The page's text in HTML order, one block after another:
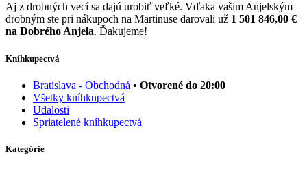
Aj z drobných vecí sa dajú urobiť veľké. Vďaka vašim Anjelským
drobným ste pri nákupoch na Martinuse darovali už 1 501 846,00 €
na Dobrého Anjela. Ďakujeme!
Kníhkupectvá
Bratislava - Obchodná • Otvorené do 20:00
Všetky kníhkupectvá
Udalosti
Spriatelené kníhkupectvá
Kategórie